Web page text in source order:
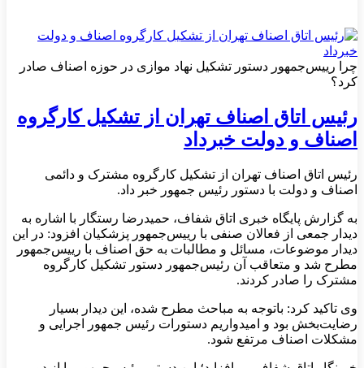
چرا رییس‌جمهور دستور تشکیل نهاد موازی در حوزه اصناف صادر
کرد؟
رئیس اتاق اصناف تهران از تشکیل کارگروه
اصناف و دولت خبرداد
رئیس اتاق اصناف تهران از تشکیل کارگروه مشترک و دائمی
اصناف و دولت با دستور رئیس جمهور خبر داد.
به گزارش پایگاه خبری اتاق شفاف، حمیدرضا رستگار با اشاره به
دیدار جمعی از فعالان صنفی با رییس‌جمهور پزشکیان افزود: در این
دیدار موضوعات، مسائل و مطالبات به حق اصناف با رییس‌جمهور
مطرح شد و متعاقب آن رئیس‌جمهور دستور تشکیل کارگروه
مشترک را صادر کردند.
وی تاکید کرد: باتوجه به مباحث مطرح شده، این دیدار بسیار
رضایت‌بخش بود و امیدواریم دستورات رئیس جمهور اجرایی و
مشکلات اصناف مرتفع شود.